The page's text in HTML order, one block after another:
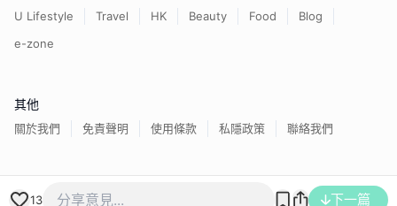
13 下一篇
U Lifestyle Travel HK Beauty Food
Blog
e-zone
其他
關於我們 免責聲明 使用條款 私隱政策 聯絡我們
香港經濟日報版權所有©